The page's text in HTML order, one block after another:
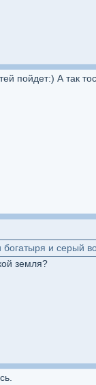
пойдет:) А так
богатыря и серый
земля?